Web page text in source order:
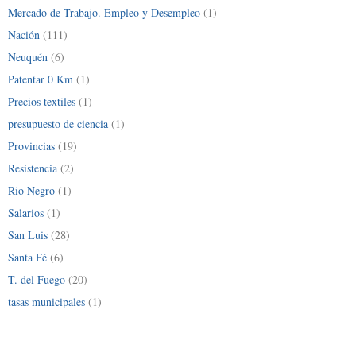
Mercado de Trabajo. Empleo y Desempleo (1)
Nación (111)
Neuquén (6)
Patentar 0 Km (1)
Precios textiles (1)
presupuesto de ciencia (1)
Provincias (19)
Resistencia (2)
Rio Negro (1)
Salarios (1)
San Luis (28)
Santa Fé (6)
T. del Fuego (20)
tasas municipales (1)